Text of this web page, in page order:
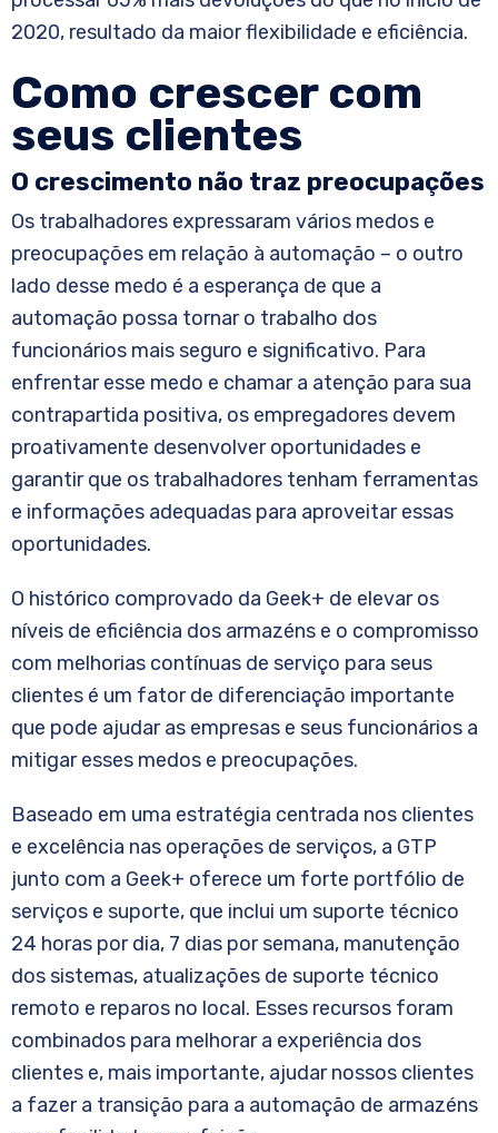
2020, resultado da maior flexibilidade e eficiência.
Como crescer com
seus clientes
O crescimento não traz preocupações
Os trabalhadores expressaram vários medos e
preocupações em relação à automação – o outro
lado desse medo é a esperança de que a
automação possa tornar o trabalho dos
funcionários mais seguro e significativo. Para
enfrentar esse medo e chamar a atenção para sua
contrapartida positiva, os empregadores devem
proativamente desenvolver oportunidades e
garantir que os trabalhadores tenham ferramentas
e informações adequadas para aproveitar essas
oportunidades.
O histórico comprovado da Geek+ de elevar os
níveis de eficiência dos armazéns e o compromisso
com melhorias contínuas de serviço para seus
clientes é um fator de diferenciação importante
que pode ajudar as empresas e seus funcionários a
mitigar esses medos e preocupações.
Baseado em uma estratégia centrada nos clientes
e excelência nas operações de serviços, a GTP
junto com a Geek+ oferece um forte portfólio de
serviços e suporte, que inclui um suporte técnico
24 horas por dia, 7 dias por semana, manutenção
dos sistemas, atualizações de suporte técnico
remoto e reparos no local. Esses recursos foram
combinados para melhorar a experiência dos
clientes e, mais importante, ajudar nossos clientes
a fazer a transição para a automação de armazéns